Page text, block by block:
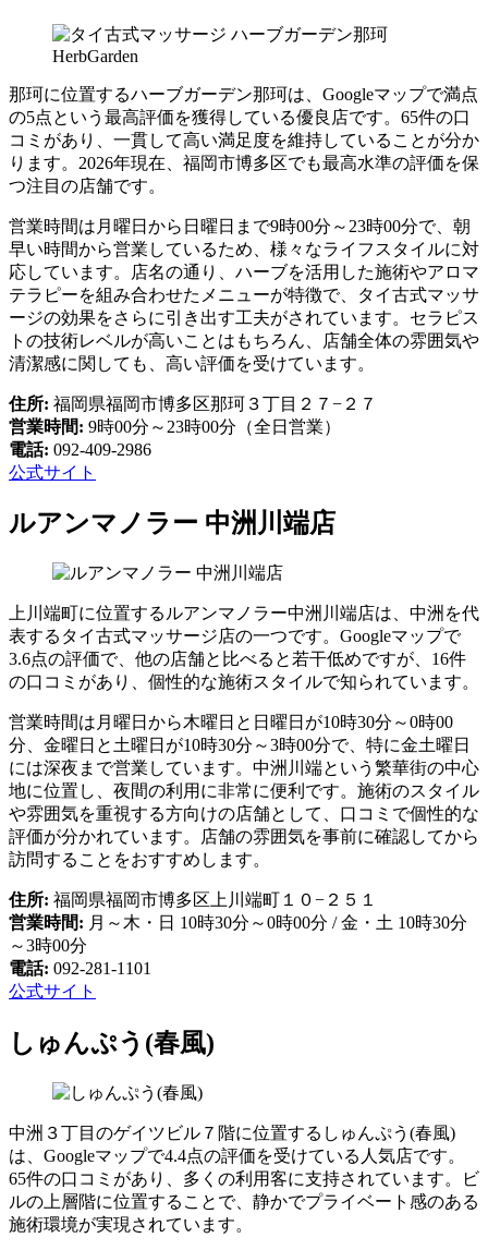
那珂に位置するハーブガーデン那珂は、Googleマップで満点
の5点という最高評価を獲得している優良店です。65件の口
コミがあり、一貫して高い満足度を維持していることが分か
ります。2026年現在、福岡市博多区でも最高水準の評価を保
つ注目の店舗です。
営業時間は月曜日から日曜日まで9時00分～23時00分で、朝
早い時間から営業しているため、様々なライフスタイルに対
応しています。店名の通り、ハーブを活用した施術やアロマ
テラピーを組み合わせたメニューが特徴で、タイ古式マッサ
ージの効果をさらに引き出す工夫がされています。セラピス
トの技術レベルが高いことはもちろん、店舗全体の雰囲気や
清潔感に関しても、高い評価を受けています。
住所: 福岡県福岡市博多区那珂３丁目２７−２７
営業時間: 9時00分～23時00分（全日営業）
電話: 092-409-2986
公式サイト
ルアンマノラー 中洲川端店
上川端町に位置するルアンマノラー中洲川端店は、中洲を代
表するタイ古式マッサージ店の一つです。Googleマップで
3.6点の評価で、他の店舗と比べると若干低めですが、16件
の口コミがあり、個性的な施術スタイルで知られています。
営業時間は月曜日から木曜日と日曜日が10時30分～0時00
分、金曜日と土曜日が10時30分～3時00分で、特に金土曜日
には深夜まで営業しています。中洲川端という繁華街の中心
地に位置し、夜間の利用に非常に便利です。施術のスタイル
や雰囲気を重視する方向けの店舗として、口コミで個性的な
評価が分かれています。店舗の雰囲気を事前に確認してから
訪問することをおすすめします。
住所: 福岡県福岡市博多区上川端町１０−２５１
営業時間: 月～木・日 10時30分～0時00分 / 金・土 10時30分
～3時00分
電話: 092-281-1101
公式サイト
しゅんぷう(春風)
中洲３丁目のゲイツビル７階に位置するしゅんぷう(春風)
は、Googleマップで4.4点の評価を受けている人気店です。
65件の口コミがあり、多くの利用客に支持されています。ビ
ルの上層階に位置することで、静かでプライベート感のある
施術環境が実現されています。